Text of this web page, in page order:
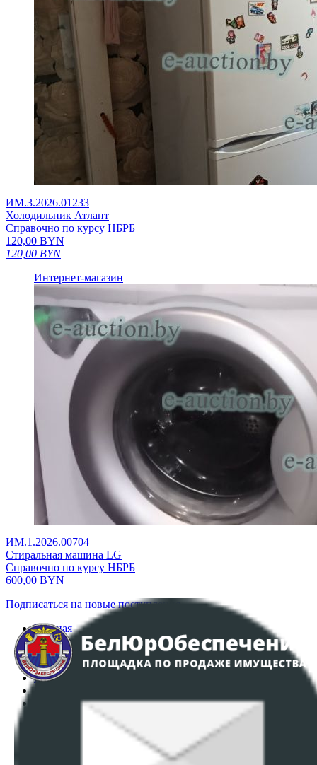
ИМ.3.2026.01233
Холодильник Атлант
Справочно по курсу НБРБ
120,00 BYN
120,00 BYN
Интернет-магазин
ИМ.1.2026.00704
Стиральная машина LG
Справочно по курсу НБРБ
600,00 BYN
Подписаться на новые поступления
Главная
Аукционы
Интернет-магазин
Регламент организации и проведения торгов
Политика в отношении обработки персональных
ПОЛОЖЕНИЕ О ПОЛИТИКЕ ОБРАБОТКИ COOKIE-